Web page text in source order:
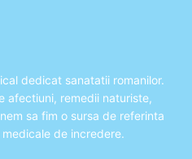
dedicat sanatatii romanilor.
afectiuni, remedii naturiste,
sa fim o sursa de referinta
de incredere.